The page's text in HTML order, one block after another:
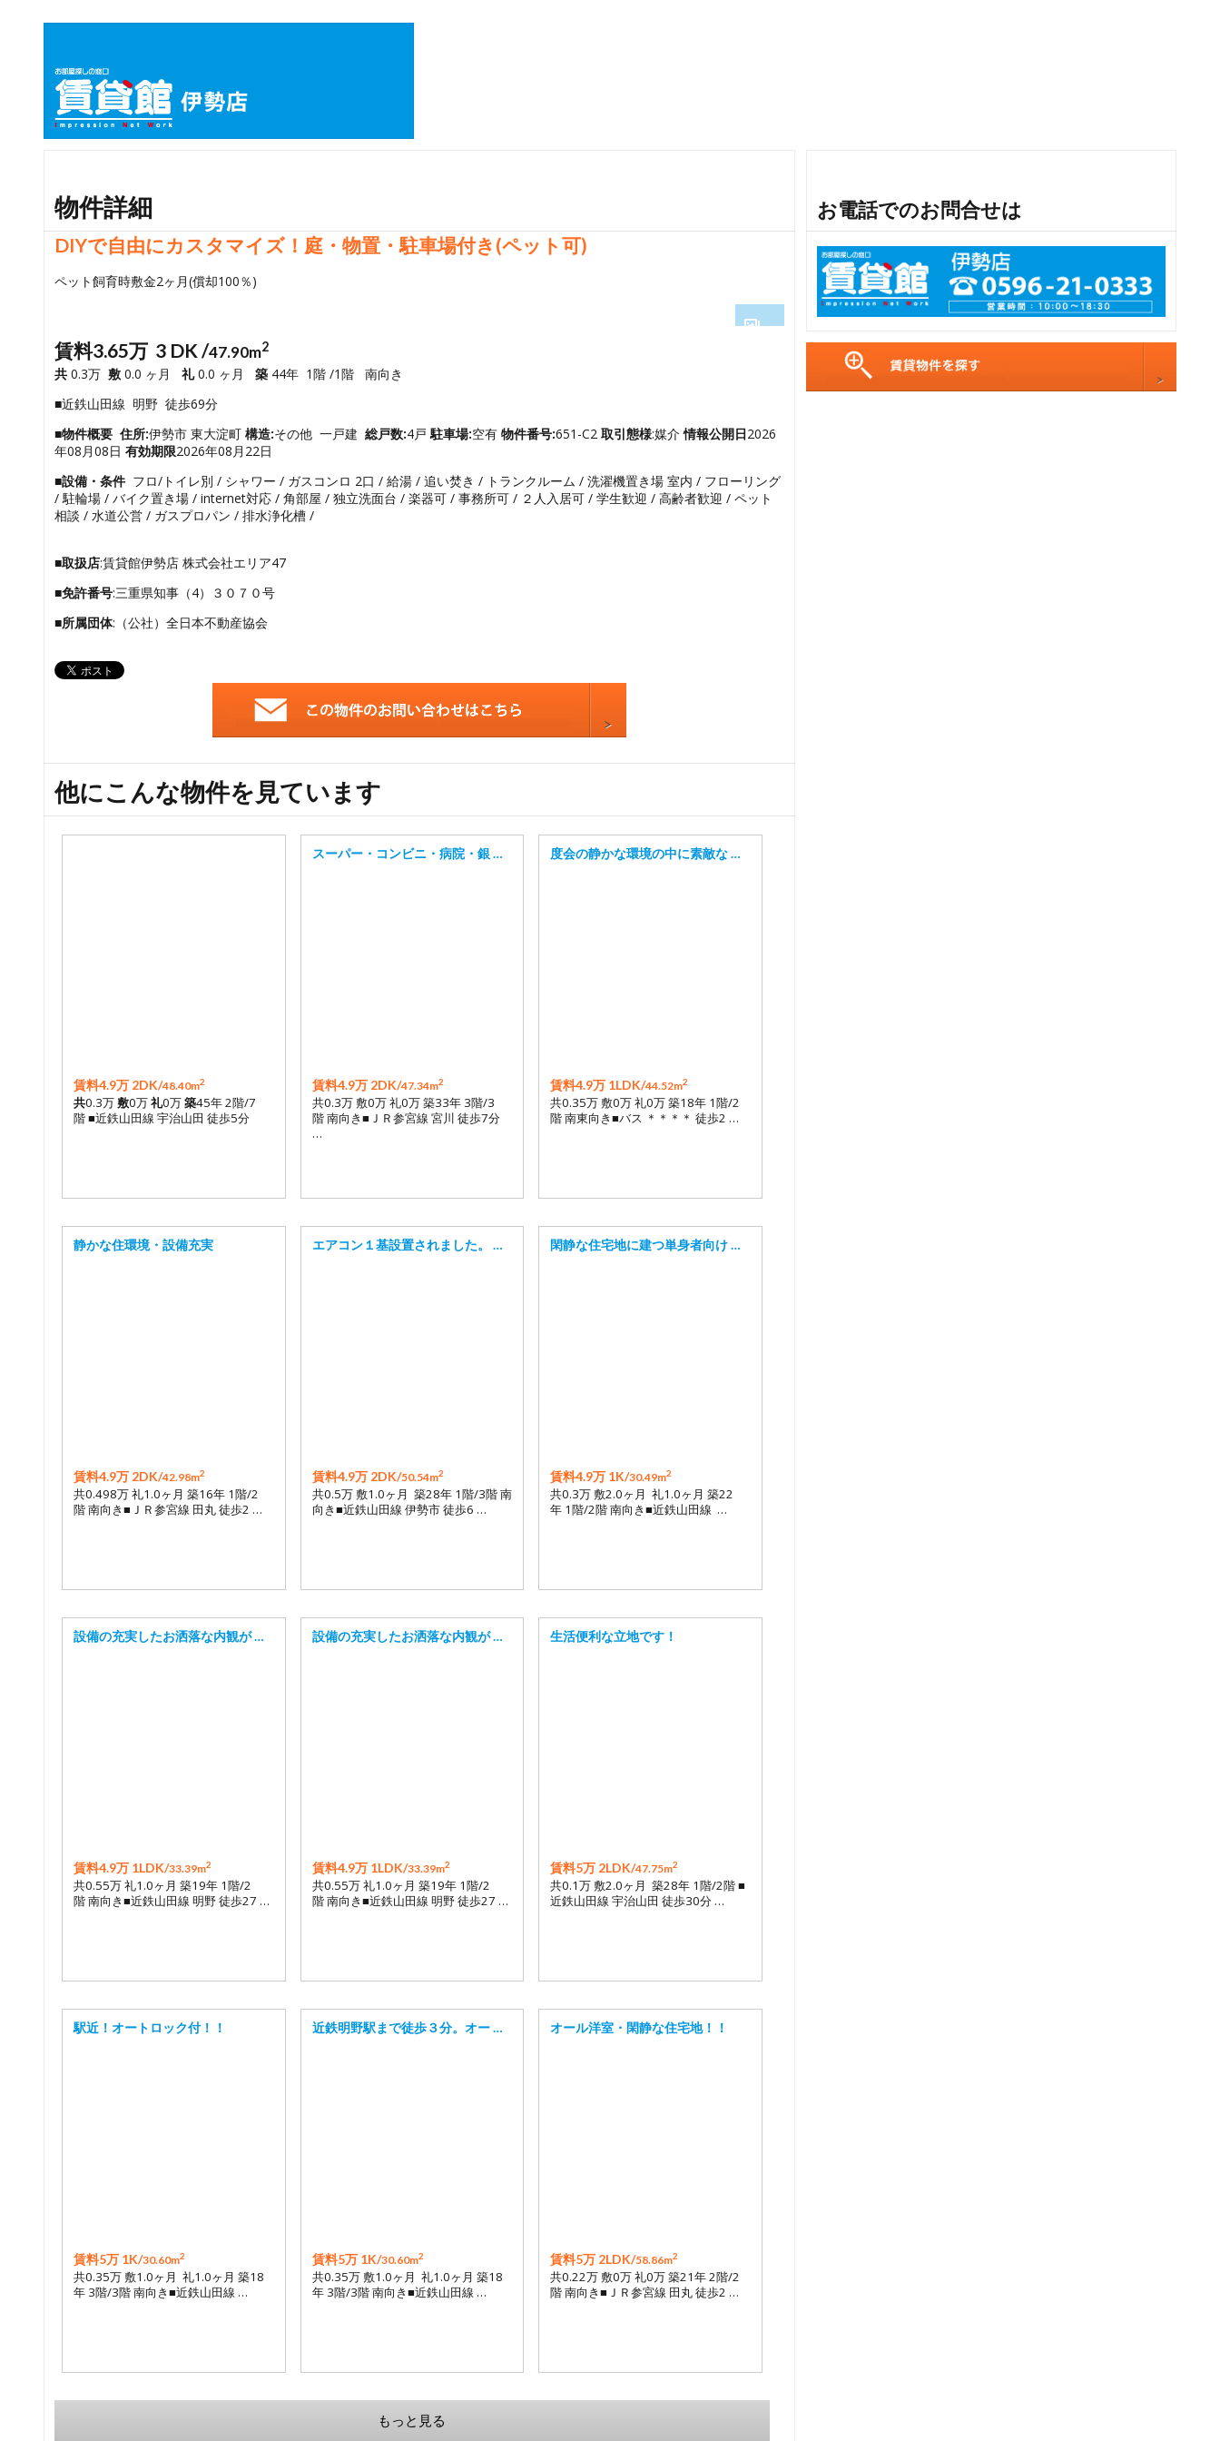
物件詳細
DIYで自由にカスタマイズ！庭・物置・駐車場付き(ペット可)
ペット飼育時敷金2ヶ月(償却100％)
4
6
16
賃料3.65万 3 DK /47.90m2
共 0.3万 敷 0.0 ヶ月 礼0.0 ヶ月 築 44年 1階 /1階 南向き
■近鉄山田線 明野 徒歩69分
■物件概要 住所:伊勢市 東大淀町 構造:その他 一戸建 総戸数:4戸 駐車場:空有 物件番号:651-C2 取引態様:媒介情報公開日2026
年08月08日 有効期限2026年08月22日
■設備・条件 フロ/トイレ別 / シャワー / ガスコンロ 2口 / 給湯 / 追い焚き / トランクルーム / 洗濯機置き場 室内 / フローリング
/ 駐輪場 / バイク置き場 / internet対応 / 角部屋 / 独立洗面台 / 楽器可 / 事務所可 / ２人入居可 / 学生歓迎 / 高齢者歓迎 / ペット
相談 / 水道公営 / ガスプロパン / 排水浄化槽 /
■取扱店:賃貸館伊勢店 株式会社エリア47
■免許番号:三重県知事（4）３０７０号
■所属団体:（公社）全日本不動産協会
他にこんな物件を見ています
賃料4.9万 2DK/48.40m2
共0.3万敷0万礼0万築45年 2階/7
階 ■近鉄山田線 宇治山田 徒歩5分
スーパー・コンビニ・病院・銀 …
賃料4.9万 2DK/47.34m2
共0.3万 敷0万 礼0万 築33年 3階/3
階 南向き■ＪＲ参宮線 宮川 徒歩7分
…
度会の静かな環境の中に素敵な …
賃料4.9万 1LDK/44.52m2
共0.35万 敷0万 礼0万 築18年 1階/2
階 南東向き■バス ＊＊＊＊ 徒歩2 …
静かな住環境・設備充実
賃料4.9万 2DK/42.98m2
共0.498万 礼1.0ヶ月 築16年 1階/2
階 南向き■ＪＲ参宮線 田丸 徒歩2 …
エアコン１基設置されました。 …
賃料4.9万 2DK/50.54m2
共0.5万 敷1.0ヶ月 築28年 1階/3階 南
向き■近鉄山田線 伊勢市 徒歩6 …
閑静な住宅地に建つ単身者向け …
賃料4.9万 1K/30.49m2
共0.3万 敷2.0ヶ月 礼1.0ヶ月 築22
年 1階/2階 南向き■近鉄山田線 …
設備の充実したお洒落な内観が …
賃料4.9万 1LDK/33.39m2
共0.55万 礼1.0ヶ月 築19年 1階/2
階 南向き■近鉄山田線 明野 徒歩27 …
設備の充実したお洒落な内観が …
賃料4.9万 1LDK/33.39m2
共0.55万 礼1.0ヶ月 築19年 1階/2
階 南向き■近鉄山田線 明野 徒歩27 …
生活便利な立地です！
賃料5万 2LDK/47.75m2
共0.1万 敷2.0ヶ月 築28年 1階/2階 ■
近鉄山田線 宇治山田 徒歩30分 …
駅近！オートロック付！！
賃料5万 1K/30.60m2
共0.35万 敷1.0ヶ月 礼1.0ヶ月 築18
年 3階/3階 南向き■近鉄山田線 …
近鉄明野駅まで徒歩３分。オー …
賃料5万 1K/30.60m2
共0.35万 敷1.0ヶ月 礼1.0ヶ月 築18
年 3階/3階 南向き■近鉄山田線 …
オール洋室・閑静な住宅地！！
賃料5万 2LDK/58.86m2
共0.22万 敷0万 礼0万 築21年 2階/2
階 南向き■ＪＲ参宮線 田丸 徒歩2 …
もっと見る
お電話でのお問合せは